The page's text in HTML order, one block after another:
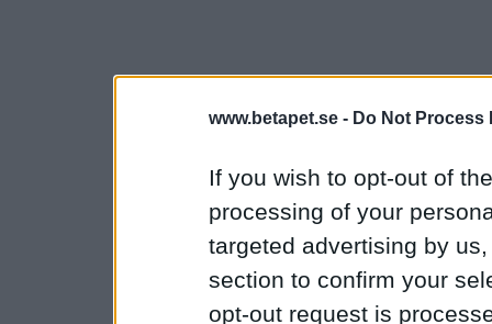
www.betapet.se - Do Not Process
If you wish to opt-out of
processing of your
targeted advertising by
section to confirm your
opt-out request is